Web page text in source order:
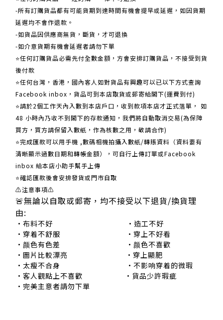
-所有訂購貨品都有可能貨期到達時間有機會提早或延遲，如因貨期
延遲均不會作退款。
-如貨品因供應商無貨，斷貨，才可退換
-如介意貨期有機會延遲者請勿下單
⭐任何訂購貨品必需先付全數金額，方會安排訂購貨品，不接受到貨
後付款
⭐任何台灣，香港，國內客人如對貨品有興趣可以已以下方式查詢
Facebook inbox，貨品可到本店取貨或郵寄給閣下(運費到付)
​​⭐請於2個工作天內入數到本店戶口，收到款項本店才正式落單， 如
48 小時內乃收不到閣下的存款通知，我們將自動取消交易(為保障
買方，買方請保留入數紙，作為核數之用，敬請合作)
⭐完成匯款可以用手機 ,數碼相機拍攝入數紙/轉賬資料（資料要有
清晰顯示過數日期和轉帳金額），可自行上傳訂單或Facebook
inbox 給本店小助手幫手上傳
⭐確認匯款後會安排發貨或門市自取
⚠注意事項⚠
🚨無論以自取或郵寄，均不接受以下退貨/換貨理
由:
•布料不好 •造工不好
•穿着不舒服 •穿上不好看
•颜色有色差 •颜色不喜歡
•圖片比較漂亮 •穿上顯肥
•太瘦不合身 •不影响穿着的微瑕
•客人觀點上不喜歡 •貨品少許瑕疵
•完美主意者請勿下單